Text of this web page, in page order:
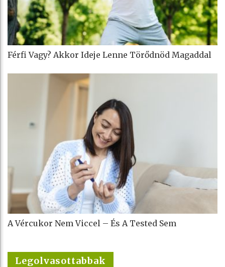
Férfi Vagy? Akkor Ideje Lenne Törődnöd Magaddal
A Vércukor Nem Viccel – És A Tested Sem
Legolvasottabbak